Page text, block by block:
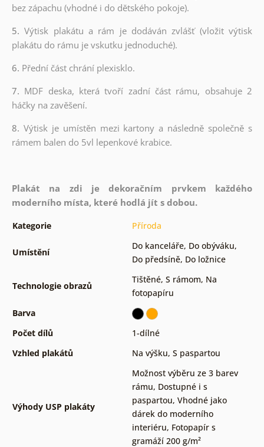
bez zápachu (vhodné i do dětského pokoje).
5.Výtisk plakátu a rám je dodáván zvlášť (vložit výtisk
plakátu do rámu je vskutku jednoduché).
6. Přední část chrání plexisklo.
7. MDF deska, která tvoří zadní část rámu, obsahuje 2
háčky na zavěšení.
8. Výtisk je umístěn mezi kartony a následně společně s
rámem balen do 5vl lepenkové krabice.
Plakát na zdi je dekoračním prvkem každého
moderního místa, které hodlá jít s dobou.
Kategorie Příroda
Umístění
Do kanceláře, Do obýváku,
Do předsíně, Do ložnice
Technologie obrazů
Tištěné, S rámom, Na
fotopapíru
Barva
Počet dílů
1-dílné
Vzhled plakátů
Na výšku, S paspartou
Výhody USP plakáty
Možnost výběru ze 3 barev
rámu, Dostupné i s
paspartou, Vhodné jako
dárek do moderního
interiéru, Fotopapír s
gramáží 200 g/m²